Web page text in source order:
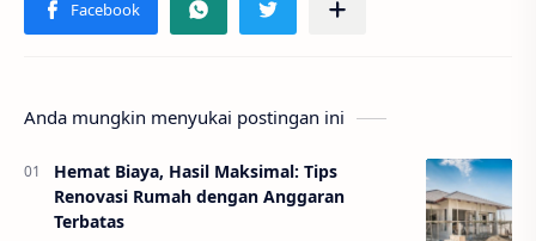
Anda mungkin menyukai postingan ini
Hemat Biaya, Hasil Maksimal: Tips
Renovasi Rumah dengan Anggaran
Terbatas